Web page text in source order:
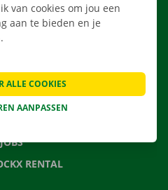
VRAGEN
JOBS
RENTAL
van cookies om jou een
aan te bieden en je
AANPASSEN
ALLE COOKIES